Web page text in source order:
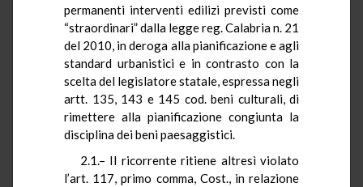
permanenti interventi edilizi previsti come
“straordinari” dalla legge reg. Calabria n. 21
del 2010, in deroga alla pianificazione e agli
standard urbanistici e in contrasto con la
scelta del legislatore statale, espressa negli
artt. 135, 143 e 145 cod. beni culturali, di
rimettere alla pianificazione congiunta la
disciplina dei beni paesaggistici.
2.1.– Il ricorrente ritiene altresì violato
l’art. 117, primo comma, Cost., in relazione